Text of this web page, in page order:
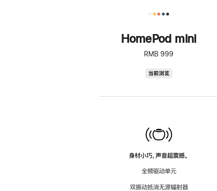
HomePod mini
RMB 999
当前浏览
身材小巧，声音超震撼。
全频驱动单元
双振动抵消无源辐射器